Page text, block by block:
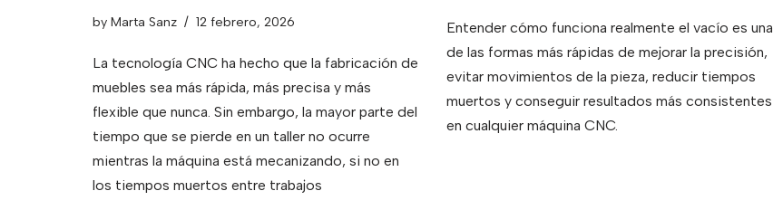
by Marta Sanz 12 febrero, 2026
La tecnología CNC ha hecho que la fabricación de
muebles sea más rápida, más precisa y más
flexible que nunca. Sin embargo, la mayor parte del
tiempo que se pierde en un taller no ocurre
mientras la máquina está mecanizando, si no en
los tiempos muertos entre trabajos
Entender cómo funciona realmente el vacío es una
de las formas más rápidas de mejorar la precisión,
evitar movimientos de la pieza, reducir tiempos
muertos y conseguir resultados más consistentes
en cualquier máquina CNC.